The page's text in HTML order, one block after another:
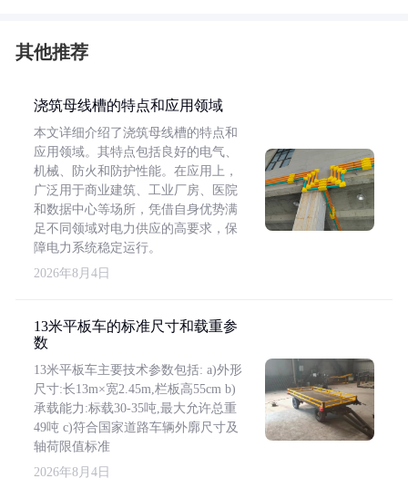
其他推荐
浇筑母线槽的特点和应用领域
本文详细介绍了浇筑母线槽的特点和
应用领域。其特点包括良好的电气、
机械、防火和防护性能。在应用上，
广泛用于商业建筑、工业厂房、医院
和数据中心等场所，凭借自身优势满
足不同领域对电力供应的高要求，保
障电力系统稳定运行。
2026年8月4日
13米平板车的标准尺寸和载重参
数
13米平板车主要技术参数包括: a)外形
尺寸:长13m×宽2.45m,栏板高55cm b)
承载能力:标载30-35吨,最大允许总重
49吨 c)符合国家道路车辆外廓尺寸及
轴荷限值标准
2026年8月4日